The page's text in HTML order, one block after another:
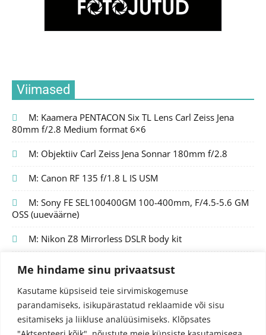
Me hindame sinu privaatsust
Kasutame küpsiseid teie sirvimiskogemuse
parandamiseks, isikupärastatud reklaamide või sisu
esitamiseks ja liikluse analüüsimiseks. Klõpsates
Viimased
M: Kaamera PENTACON Six TL Lens Carl Zeiss Jena
80mm f/2.8 Medium format 6×6
M: Objektiiv Carl Zeiss Jena Sonnar 180mm f/2.8
M: Canon RF 135 f/1.8 L IS USM
M: Sony FE SEL100400GM 100-400mm, F/4.5-5.6 GM
OSS (uueväärne)
M: Nikon Z8 Mirrorless DSLR body kit